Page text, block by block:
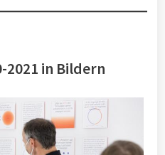
2021 in Bildern